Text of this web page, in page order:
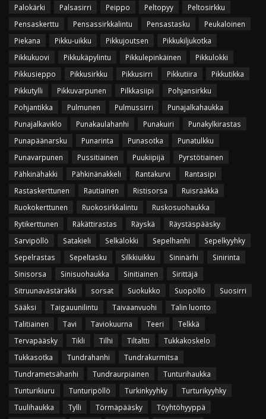
Palokärki
Palsasirri Peippo Peltopyy
Peltosirkku
Pensaskerttu
Pensassirkkalintu Pensastasku
Peukaloinen
Piekana
Pikku-uikku Pikkujoutsen
Pikkukiljukotka
Pikkukuovi
Pikkukäpylintu Pikkulepinkäinen
Pikkulokki
Pikkusieppo
Pikkusirkku Pikkusirri Pikkutiira
Pikkutikka
Pikkutylli
Pikkuvarpunen Pilkkasiipi
Pohjansirkku
Pohjantikka
Pulmunen Pulmussirri
Punajalkahaukka
Punajalkaviklo
Punakaulahanhi Punakuiri
Punakylkirastas
Punapäänarsku
Punarinta Punasotka
Punatulkku
Punavarpunen
Pussitiainen Puukiipijä
Pyrstötiainen
Pähkinähakki
Pähkinänakkeli Rantakurvi
Rantasipi
Rastaskerttunen
Rautiainen Ristisorsa
Ruisrääkkä
Ruokokerttunen
Ruokosirkkalintu
Ruskosuohaukka
Rytikerttunen
Räkättirastas Räyskä
Räystäspääsky
Sarvipöllö
Satakieli Selkälokki Sepelhanhi
Sepelkyyhky
Sepelrastas
Sepeltasku Silkkiuikku Sininärhi
Sinirinta
Sinisorsa
Sinisuohaukka Sinitiainen
Sirittäjä
Sitruunavästäräkki
sorsat Suokukko Suopöllö
Suosirri
Sääksi
Taigauunilintu Taivaanvuohi
Talin luonto
Talitiainen
Tavi Taviokuurna Teeri
Telkkä
Tervapääsky
Tikli Tilhi Tiltaltti
Tukkakoskelo
Tukkasotka
Tundrahanhi
Tundrakurmitsa
Tundrametsähanhi
Tundraurpiainen
Tunturihaukka
Tunturikiuru
Tunturipöllö Turkinkyyhky
Turturikyyhky
Tuulihaukka
Tylli Törmäpääsky Töyhtöhyyppä